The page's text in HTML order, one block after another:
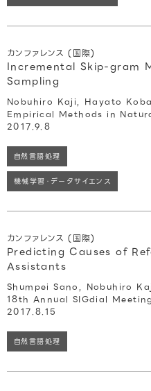
カンファレンス (国際)
Incremental Skip-gram
Sampling
Nobuhiro Kaji, Hayato
Empirical Methods in
2017.9.8
自然言語処理
機械学習・データサイエンス
カンファレンス (国際)
Predicting Causes of
Assistants
Shumpei Sano, Nobuhiro
18th Annual SIGdial
2017.8.15
自然言語処理